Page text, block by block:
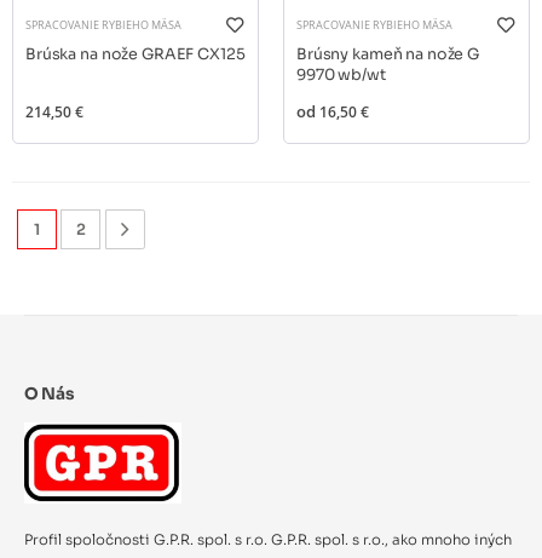
SPRACOVANIE RYBIEHO MÄSA
Brúska na nože GRAEF CX125
214,50 €
SPRACOVANIE RYBIEHO MÄSA
Brúsny kameň na nože G
9970 wb/wt
od 16,50 €
1 2
O Nás
Profil spoločnosti G.P.R. spol. s r.o. G.P.R. spol. s r.o., ako mnoho iných